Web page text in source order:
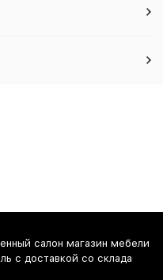
салон магазин мебели
с доставкой со склада